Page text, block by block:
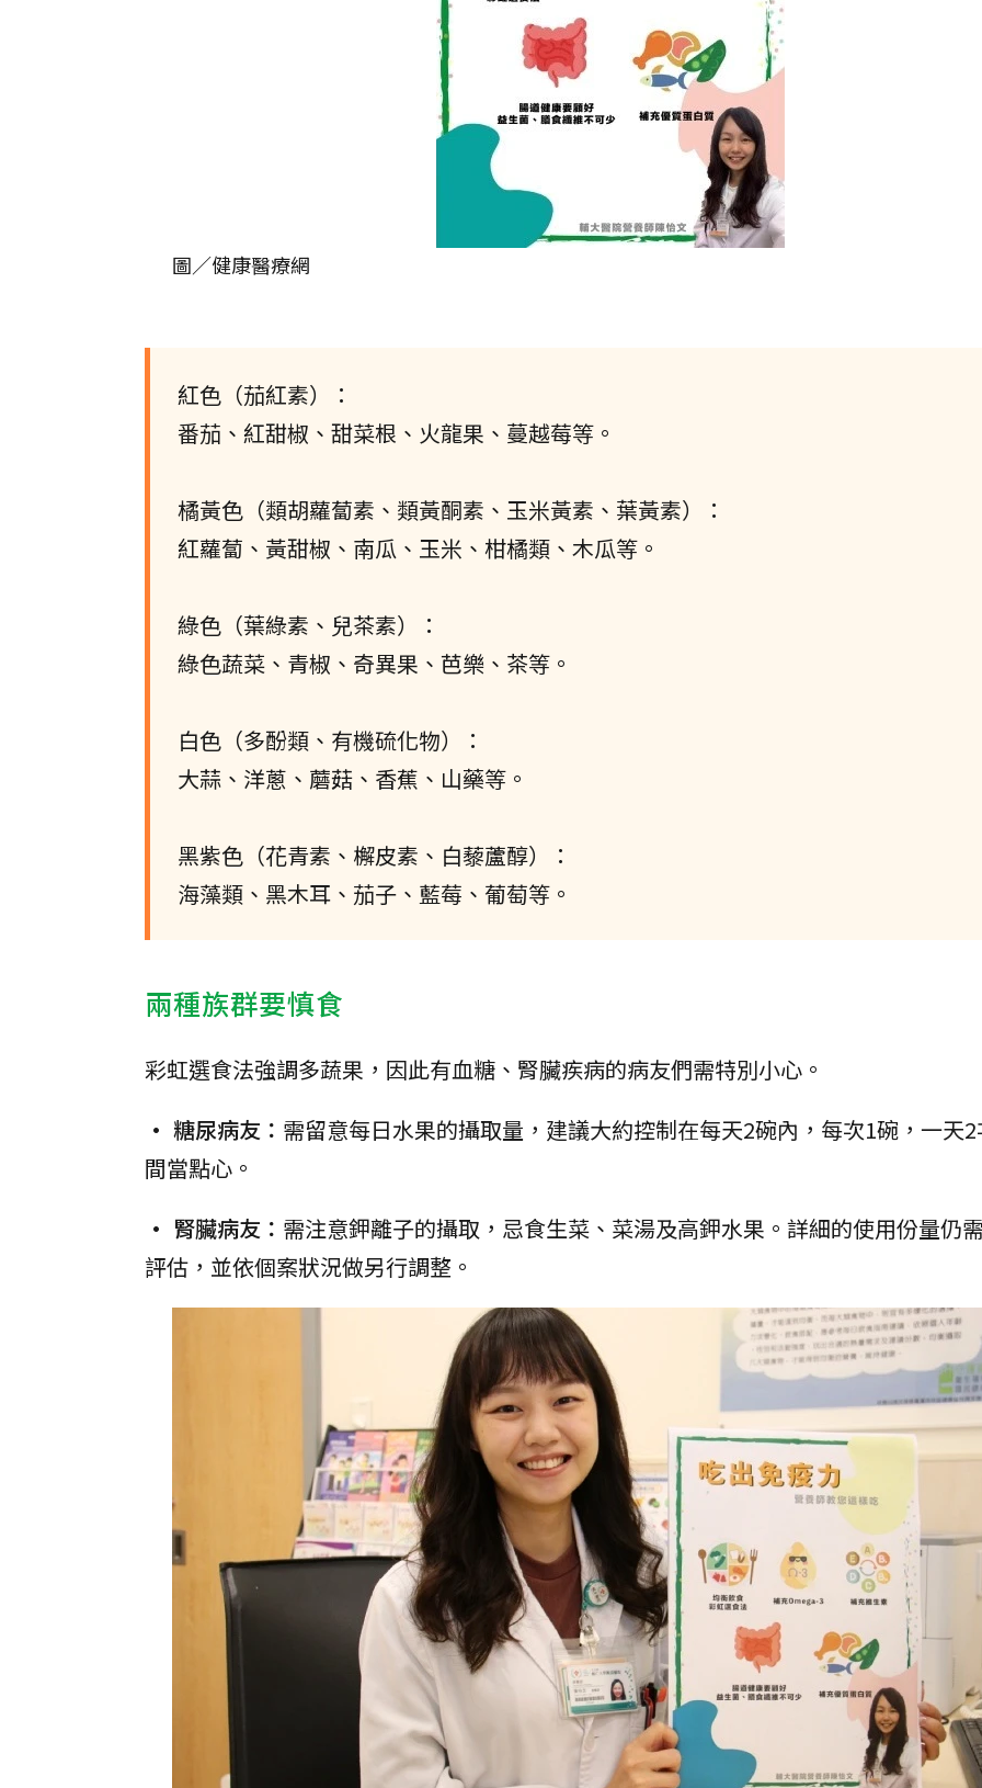
圖／健康醫療網
紅色（茄紅素）：
番茄、紅甜椒、甜菜根、火龍果、蔓越莓等。
橘黃色（類胡蘿蔔素、類黃酮素、玉米黃素、葉黃素）：
紅蘿蔔、黃甜椒、南瓜、玉米、柑橘類、木瓜等。
綠色（葉綠素、兒茶素）：
綠色蔬菜、青椒、奇異果、芭樂、茶等。
白色（多酚類、有機硫化物）：
大蒜、洋蔥、蘑菇、香蕉、山藥等。
黑紫色（花青素、檞皮素、白藜蘆醇）：
海藻類、黑木耳、茄子、藍莓、葡萄等。
兩種族群要慎食
彩虹選食法強調多蔬果，因此有血糖、腎臟疾病的病友們需特別小心。
• 糖尿病友： 需留意每日水果的攝取量，建議大約控制在每天2碗內，每次1碗，一天
間當點心。
• 腎臟病友： 需注意鉀離子的攝取，忌食生菜、菜湯及高鉀水果。詳細的使用份量仍
評估，並依個案狀況做另行調整。